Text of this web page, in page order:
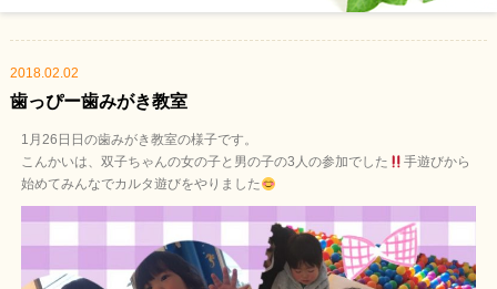
2018.02.02
歯っぴー歯みがき教室
1月26日日の歯みがき教室の様子です。
こんかいは、双子ちゃんの女の子と男の子の3人の参加でした
手遊びから
始めてみんなでカルタ遊びをやりました